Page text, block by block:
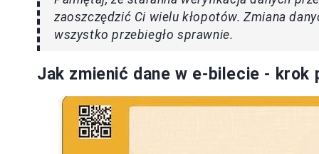
zaoszczędzić Ci wielu kłopotów. Zmiana
wszystko przebiegło sprawnie.
Jak zmienić dane w e-bilecie - krok